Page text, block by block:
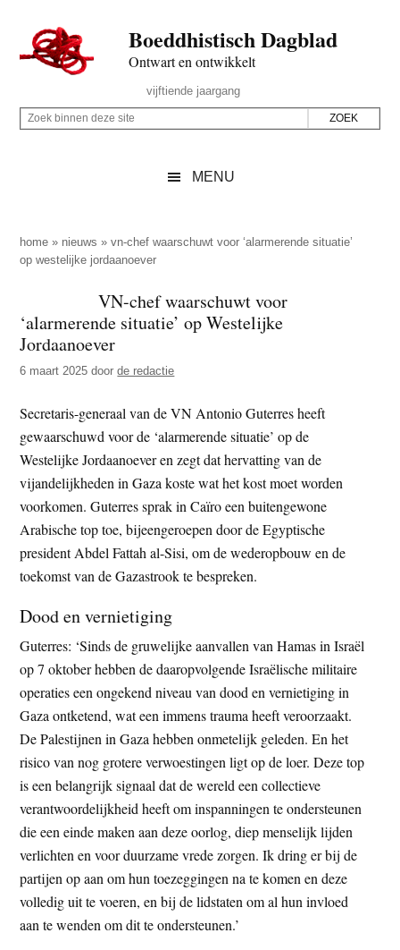
naar
de
inhoud
secondary
naar
de
sidebar
naar
de
Boeddhistisch Dagblad
Ontwart en ontwikkelt
Rechts
vijftiende jaargang
Z
p
d
z
e
s
t
e
Z
i
n
n
d
e
e
s
i
t
e
MENU
home » nieuws »vn-chef waarschuwt voor ‘alarmerende situatie’
op westelijke jordaanoever
VN-chef waarschuwt voor
‘alarmerende situatie’ op Westelijke
Jordaanoever
6 maart 2025 doorde redactie
Secretaris-generaal van de VN Antonio Guterres heeft
gewaarschuwd voor de ‘alarmerende situatie’ op de
Westelijke Jordaanoever en zegt dat hervatting van de
vijandelijkheden in Gaza koste wat het kost moet worden
voorkomen. Guterres sprak in Caïro een buitengewone
Arabische top toe, bijeengeroepen door de Egyptische
president Abdel Fattah al-Sisi, om de wederopbouw en de
toekomst van de Gazastrook te bespreken.
Dood en vernietiging
Guterres: ‘Sinds de gruwelijke aanvallen van Hamas in Israël
op 7 oktober hebben de daaropvolgende Israëlische militaire
operaties een ongekend niveau van dood en vernietiging in
Gaza ontketend, wat een immens trauma heeft veroorzaakt.
De Palestijnen in Gaza hebben onmetelijk geleden. En het
risico van nog grotere verwoestingen ligt op de loer. Deze top
is een belangrijk signaal dat de wereld een collectieve
verantwoordelijkheid heeft om inspanningen te ondersteunen
die een einde maken aan deze oorlog, diep menselijk lijden
verlichten en voor duurzame vrede zorgen. Ik dring er bij de
partijen op aan om hun toezeggingen na te komen en deze
volledig uit te voeren, en bij de lidstaten om al hun invloed
aan te wenden om dit te ondersteunen.’